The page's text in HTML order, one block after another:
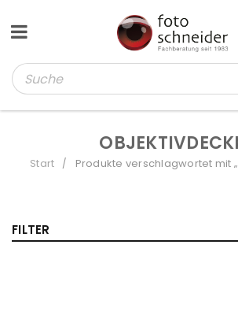
Start / Produkte verschlagwortet mit
FILTER